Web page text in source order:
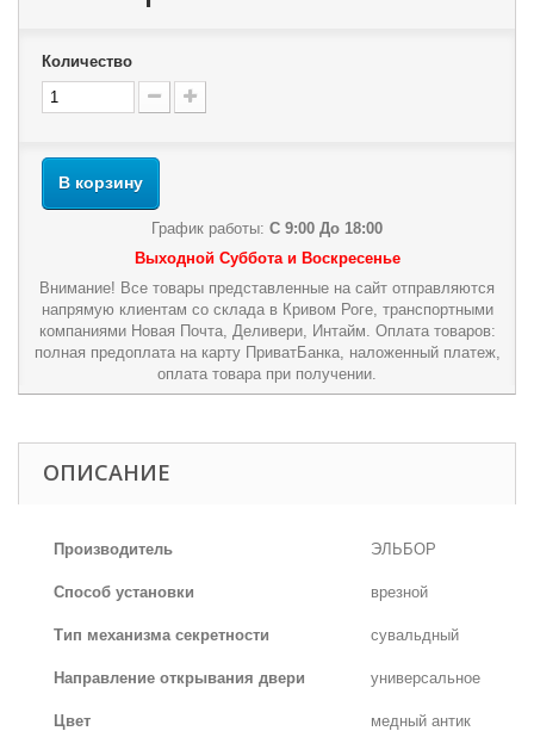
Количество
В корзину
График работы: С 9:00 До 18:00
Выходной Суббота и Воскресенье
Внимание! Все товары представленные на сайт отправляются
напрямую клиентам со склада в Кривом Роге, транспортными
компаниями Новая Почта, Деливери, Интайм. Оплата товаров:
полная предоплата на карту ПриватБанка, наложенный платеж,
оплата товара при получении.
ОПИСАНИЕ
Производитель ЭЛЬБОР
Способ установки врезной
Тип механизма секретности сувальдный
Направление открывания двери универсальное
Цвет медный антик